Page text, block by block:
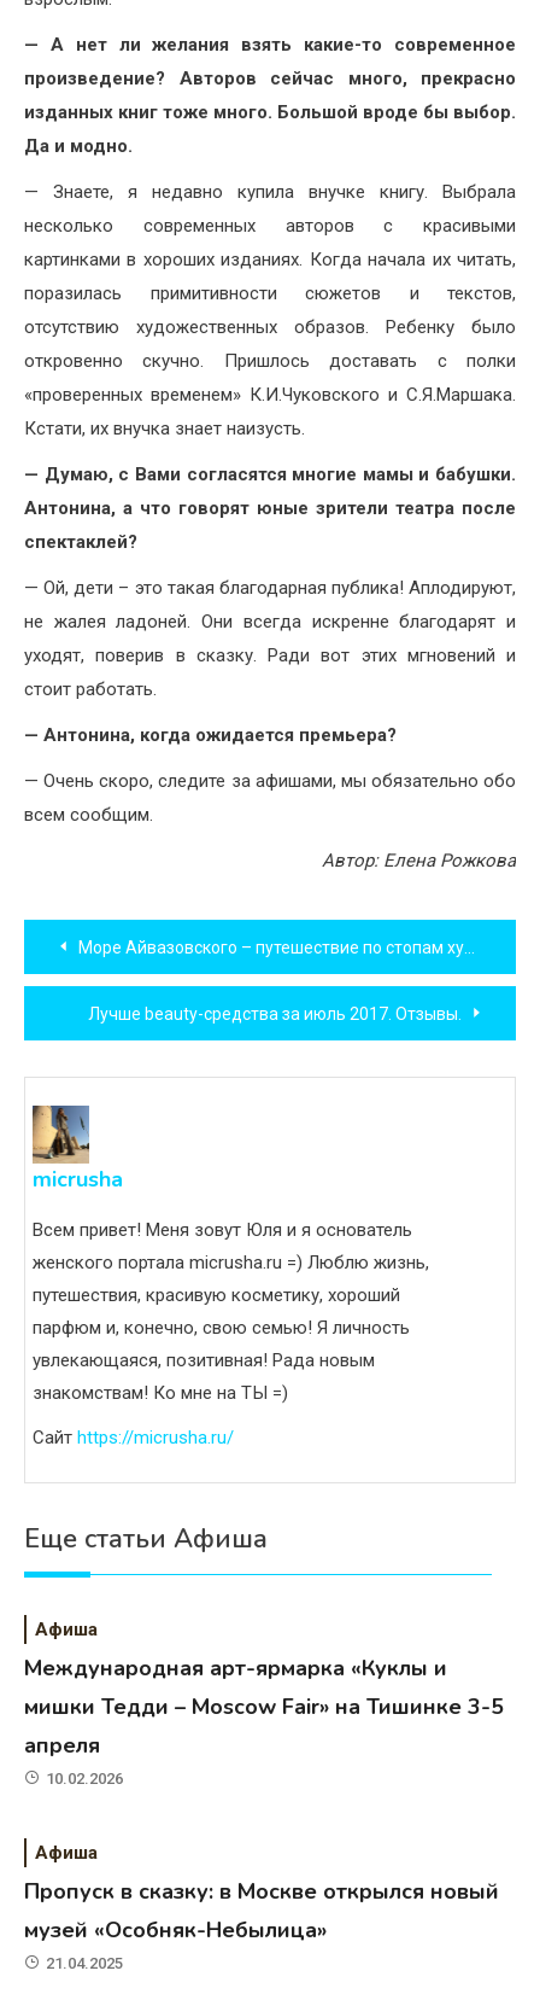
— А нет ли желания взять какие-то современное
произведение? Авторов сейчас много, прекрасно
изданных книг тоже много. Большой вроде бы выбор.
Да и модно.
— Знаете, я недавно купила внучке книгу. Выбрала
несколько современных авторов с красивыми
картинками в хороших изданиях. Когда начала их читать,
поразилась примитивности сюжетов и текстов,
отсутствию художественных образов. Ребенку было
откровенно скучно. Пришлось доставать с полки
«проверенных временем» К.И.Чуковского и С.Я.Маршака.
Кстати, их внучка знает наизусть.
— Думаю, с Вами согласятся многие мамы и бабушки.
Антонина, а что говорят юные зрители театра после
спектаклей?
— Ой, дети – это такая благодарная публика! Аплодируют,
не жалея ладоней. Они всегда искренне благодарят и
уходят, поверив в сказку. Ради вот этих мгновений и
стоит работать.
— Антонина, когда ожидается премьера?
— Очень скоро, следите за афишами, мы обязательно обо
всем сообщим.
Автор: Елена Рожкова
Навигация
по
записям
Море Айвазовского – путешествие по стопам художника
Лучше beauty-средства за июль 2017. Отзывы.
micrusha
Всем привет! Меня зовут Юля и я основатель
женского портала micrusha.ru =) Люблю жизнь,
путешествия, красивую косметику, хороший
парфюм и, конечно, свою семью! Я личность
увлекающаяся, позитивная! Рада новым
знакомствам! Ко мне на ТЫ =)
Сайт https://micrusha.ru/
Еще статьи Афиша
Афиша
Международная арт-ярмарка «Куклы и
мишки Тедди – Moscow Fair» на Тишинке 3-5
апреля
10.02.2026
Афиша
Пропуск в сказку: в Москве открылся новый
музей «Особняк-Небылица»
21.04.2025